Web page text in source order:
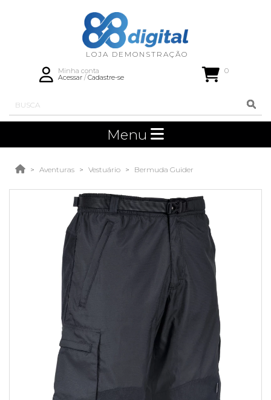
Minha conta
Acessar/Cadastre-se
0
Menu
Aventuras Vestuário Bermuda Guider